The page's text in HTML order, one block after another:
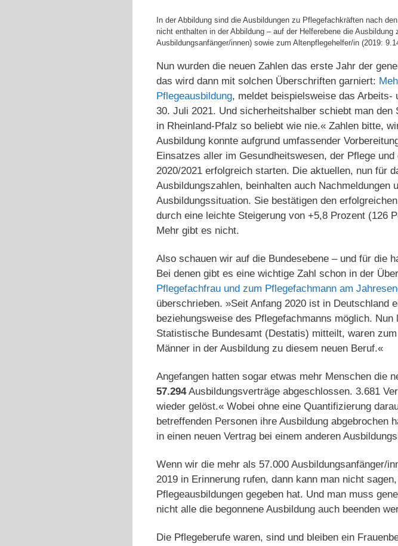
In der Abbildung sind die Ausbildungen zu Pflegefachkräften nach
nicht enthalten in der Abbildung – auf der Helferebene die
Ausbildungsanfänger/innen) sowie zum Altenpflegehelfer/in (2019:
Nun wurden die neuen Zahlen das erste Jahr der
das wird dann mit solchen Überschriften garniert:
Pflegeausbildung, meldet beispielsweise das Arbeits-
30. Juli 2021. Und sicherheitshalber schiebt man
in Rheinland-Pfalz so beliebt wie nie.« Zahlen bitte,
Ausbildung konnte aufgrund umfassender
Einsatzes aller im Gesundheitswesen, der Pflege
2020/2021 erfolgreich starten. Die aktuellen, nun für
Ausbildungszahlen, beinhalten auch Nachmeldungen
Ausbildungssituation. Sie bestätigen den
durch eine leichte Steigerung von +5,8 Prozent (126
Mehr gibt es nicht.
Also schauen wir auf die Bundesebene – und für die
Bei denen gibt es eine wichtige Zahl schon in der
Pflegefachfrau und zum Pflegefachmann am
überschrieben. »Seit Anfang 2020 ist in Deutschland
beziehungsweise des Pflegefachmanns möglich.
Statistische Bundesamt (Destatis) mitteilt, waren
Männer in der Ausbildung zu diesem neuen Beruf.«
Angefangen hatten sogar etwas mehr Menschen die
57.294Ausbildungsverträge abgeschlossen. 3.681
wieder gelöst.« Wobei ohne eine Quantifizierung
betreffenden Personen ihre Ausbildung abgebrochen
in einen neuen Vertrag bei einem anderen
Wenn wir die mehr als 57.000 Ausbildungsanfänger/
2019 in Erinnerung rufen, dann kann man nicht
Pflegeausbildungen gegeben hat. Und man muss
nicht alle die begonnene Ausbildung auch beenden
Die Pflegeberufe waren, sind und bleiben ein